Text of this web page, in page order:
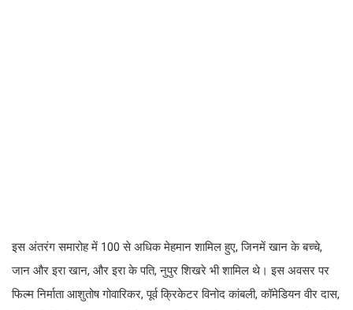
इस अंतरंग समारोह में 100 से अधिक मेहमान शामिल हुए, जिनमें खान के बच्चे,
जान और इरा खान, और इरा के पति, नुपुर शिखरे भी शामिल थे। इस अवसर पर
फिल्म निर्माता आशुतोष गोवारिकर, पूर्व क्रिकेटर विनोद कांबली, कॉमेडियन वीर दास,